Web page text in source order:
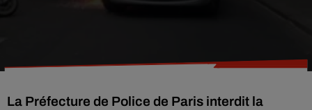
La Préfecture de Police de Paris interdit la